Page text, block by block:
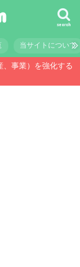
search
当サイトについて
、事業）を強化する